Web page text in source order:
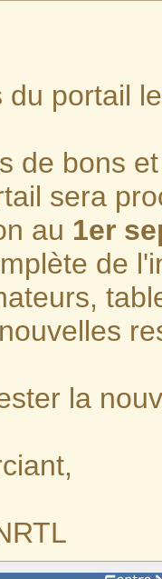
du portail
de bons
sera
au 1er
de
la